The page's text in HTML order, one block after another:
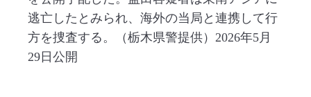
逃亡したとみられ、海外の当局と連携して行
方を捜査する。（栃木県警提供）2026年5月
29日公開